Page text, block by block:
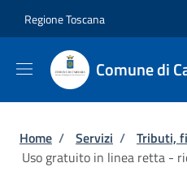
Regione Toscana
Comune di
Briciole di
Home / Servizi / Tributi,
Uso gratuito in linea retta -